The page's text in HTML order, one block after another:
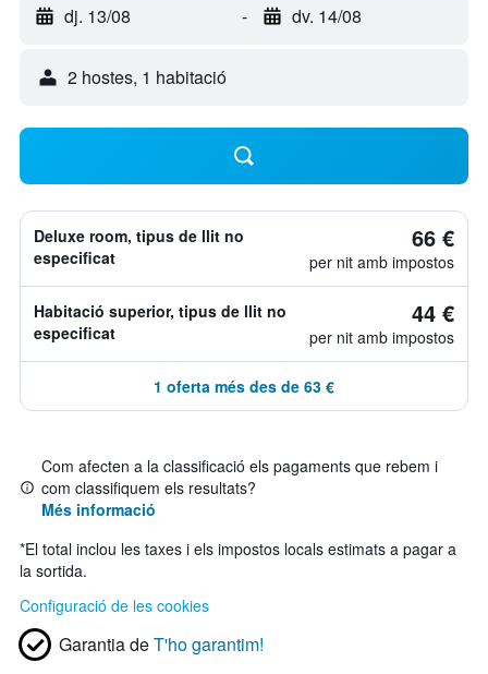
dj. 13/08 - dv. 14/08
2 hostes, 1 habitació
Deluxe room, tipus de llit no
especificat
66 €
per nit amb impostos
Habitació superior, tipus de llit no
especificat
44 €
per nit amb impostos
1 oferta més des de 63 €
Com afecten a la classificació els pagaments que rebem i
com classifiquem els resultats?
Més informació
*El total inclou les taxes i els impostos locals estimats a pagar a
la sortida.
Configuració de les cookies
Garantia deT'ho garantim!